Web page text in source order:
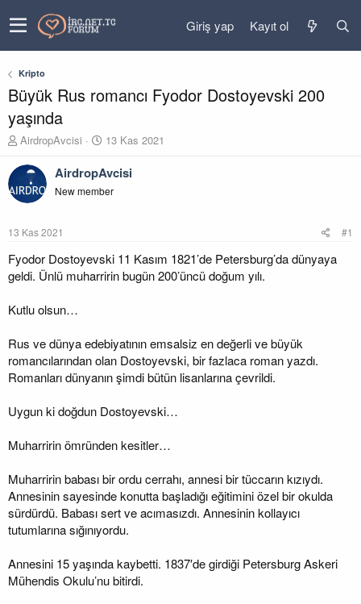
Giriş yap Kayıt ol
Kripto
Büyük Rus romancı Fyodor Dostoyevski 200
yaşında
K
n
u
y
b
a
ş
a
a
AirdropAvcisi
B
ş
l
a
ç
t
a
i
13 Kas 2021
AirdropAvcisi
New member
13 Kas 2021 #1
Fyodor Dostoyevski 11 Kasım 1821’de Petersburg’da dünyaya
geldi. Ünlü muharririn bugün 200’üncü doğum yılı.
Kutlu olsun…
Rus ve dünya edebiyatının emsalsiz en değerli ve büyük
romancılarından olan Dostoyevski, bir fazlaca roman yazdı.
Romanları dünyanın şimdi bütün lisanlarına çevrildi.
Uygun ki doğdun Dostoyevski…
Muharririn ömründen kesitler…
Muharririn babası bir ordu cerrahı, annesi bir tüccarın kızıydı.
Annesinin sayesinde konutta başladığı eğitimini özel bir okulda
sürdürdü. Babası sert ve acımasızdı. Annesinin kollayıcı
tutumlarına sığınıyordu.
Annesini 15 yaşında kaybetti. 1837′de girdiği Petersburg Askeri
Mühendis Okulu’nu bitirdi.